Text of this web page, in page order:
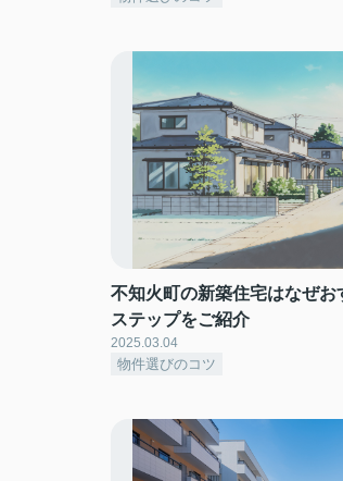
不知火町の新築住宅はなぜお
ステップをご紹介
2025.03.04
物件選びのコツ